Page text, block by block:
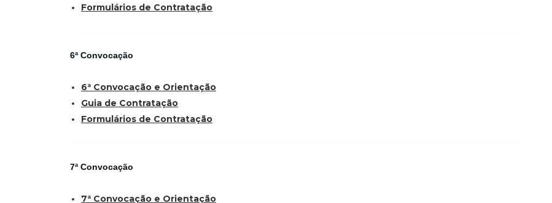
Formulários de Contratação
6ª Convocação
6ª Convocação e Orientação
Guia de Contratação
Formulários de Contratação
7ª Convocação
7ª Convocação e Orientação